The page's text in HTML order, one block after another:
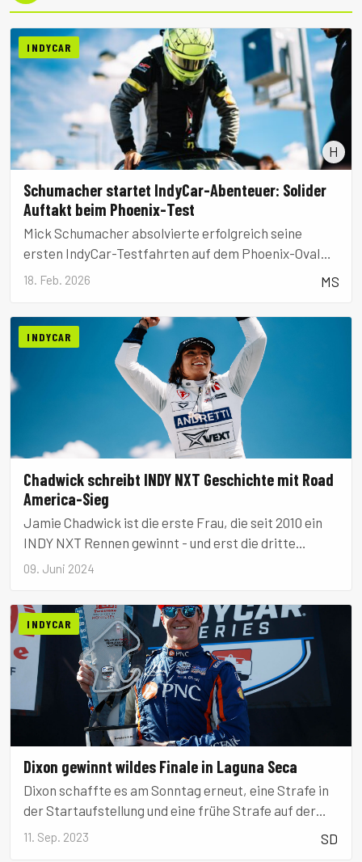
INDYCAR
H
Schumacher startet IndyCar-Abenteuer: Solider
Auftakt beim Phoenix-Test
Mick Schumacher absolvierte erfolgreich seine
ersten IndyCar-Testfahrten auf dem Phoenix-Oval
und zeigt sich trotz guter Leistungen noch nicht
18. Feb. 2026 MS
INDYCAR
Chadwick schreibt INDY NXT Geschichte mit Road
America-Sieg
Jamie Chadwick ist die erste Frau, die seit 2010 ein
INDY NXT Rennen gewinnt - und erst die dritte
Fahrerin, die in der INDYCAR-Entwicklungsserie
09. Juni 2024
INDYCAR
Dixon gewinnt wildes Finale in Laguna Seca
Dixon schaffte es am Sonntag erneut, eine Strafe in
der Startaufstellung und eine frühe Strafe auf der
Strecke zu überwinden und seine Strategie an
11. Sep. 2023 SD